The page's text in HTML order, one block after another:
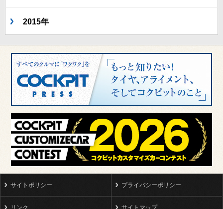
2015年
サイトポリシー プライバシーポリシー